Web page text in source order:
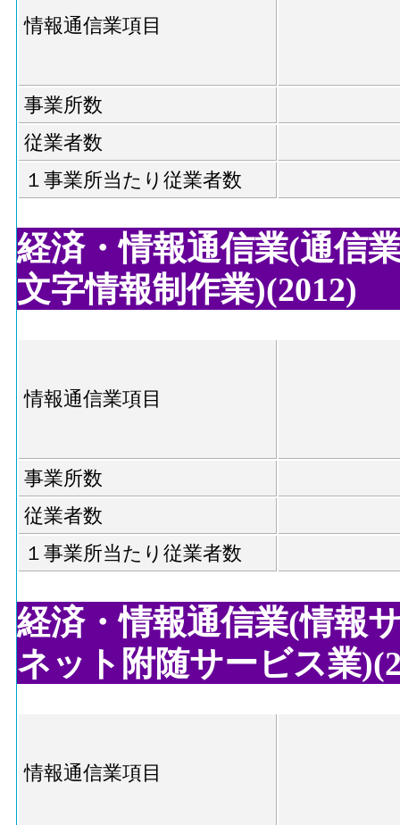
情報通信業項目
事業所数
従業者数
１事業所当たり従業者数
経済・情報通信業(通信
文字情報制作業)(2012)
情報通信業項目
事業所数
従業者数
１事業所当たり従業者数
経済・情報通信業(情報
ネット附随サービス業
情報通信業項目